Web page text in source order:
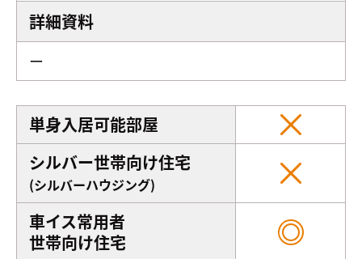
詳細資料
ー
単身入居可能部屋
シルバー世帯向け住宅
(シルバーハウジング)
車イス常用者
世帯向け住宅